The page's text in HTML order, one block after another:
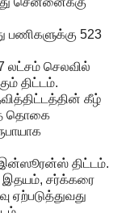
பணிகளுக்கு 523
லட்சம் செலவில்
திட்டம்.
கீழ்
தொகை
இன்ஸூரன்ஸ் திட்டம்.
இதயம், சர்க்கரை
ஏற்படுத்துவது